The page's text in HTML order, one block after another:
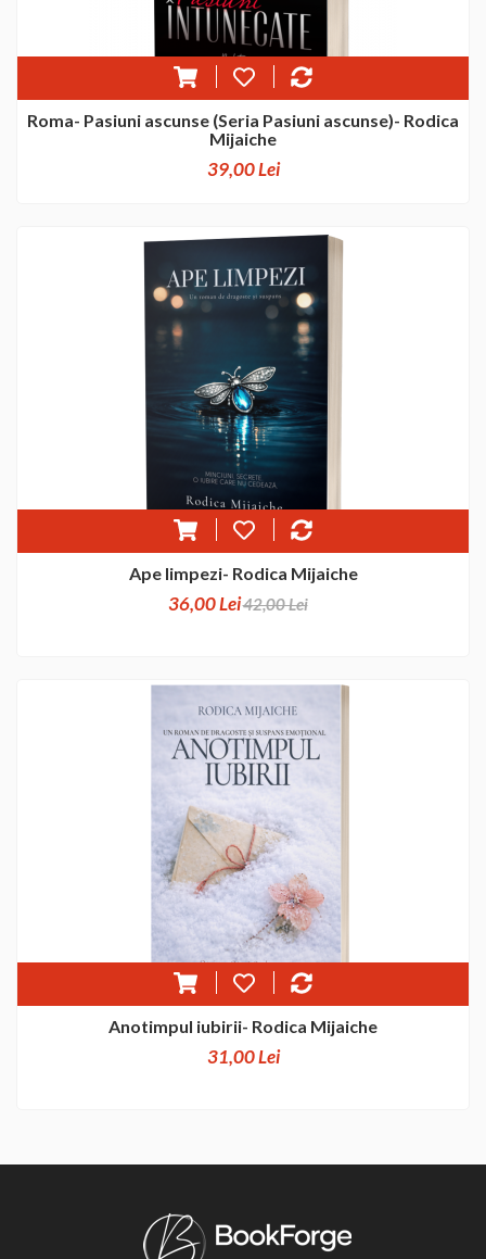
Roma- Pasiuni ascunse (Seria Pasiuni ascunse)- Rodica
Mijaiche
39,00 Lei
Ape limpezi- Rodica Mijaiche
36,00 Lei42,00 Lei
Anotimpul iubirii- Rodica Mijaiche
31,00 Lei